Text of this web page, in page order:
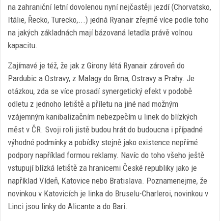
na zahraniční letní dovolenou nyní nejčastěji jezdí (Chorvatsko,
Itálie, Řecko, Turecko,...) jedná Ryanair zřejmě více podle toho
na jakých základnách mají bázovaná letadla právě volnou
kapacitu.
Zajímavé je též, že jak z Girony létá Ryanair zároveň do
Pardubic a Ostravy, z Malagy do Brna, Ostravy a Prahy. Je
otázkou, zda se více prosadí synergetický efekt v podobě
odletu z jednoho letiště a příletu na jiné nad možným
vzájemným kanibalizačním nebezpečím u linek do blízkých
měst v ČR. Svoji roli jistě budou hrát do budoucna i případné
výhodné podmínky a pobídky stejně jako existence nepřímé
podpory například formou reklamy. Navíc do toho všeho ještě
vstupují blízká letiště za hranicemi České republiky jako je
například Vídeň, Katovice nebo Bratislava. Poznamenejme, že
novinkou v Katovicích je linka do Bruselu-Charleroi, novinkou v
Linci jsou linky do Alicante a do Bari.